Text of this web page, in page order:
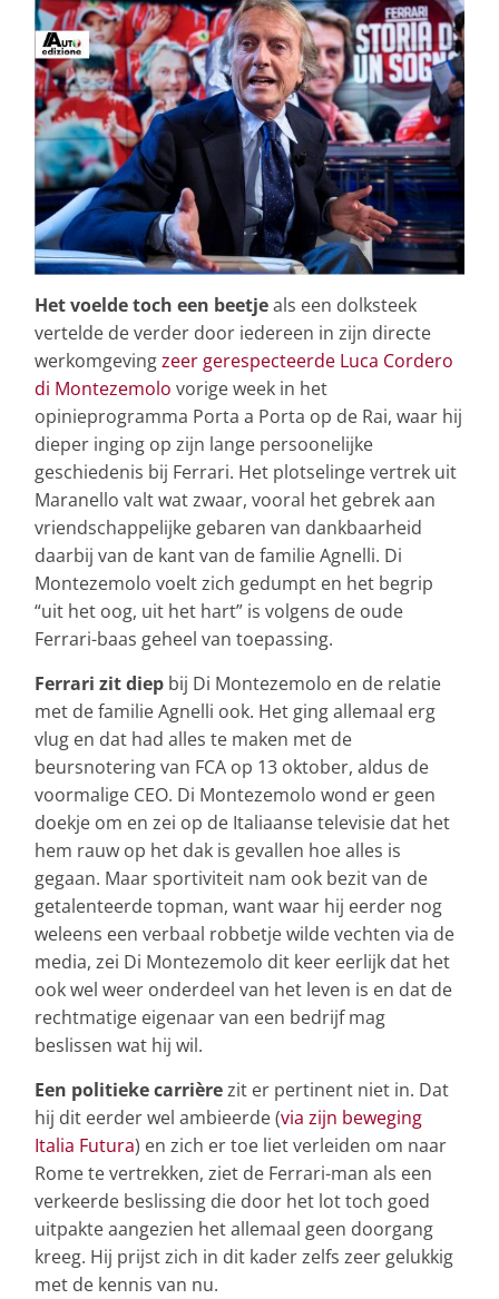
Het voelde toch een beetjeals een dolksteek
vertelde de verder door iedereen in zijn directe
werkomgevingzeer gerespecteerde Luca Cordero
di Montezemolo vorige week in het
opinieprogramma Porta a Porta op de Rai, waar hij
dieper inging op zijn lange persoonelijke
geschiedenis bij Ferrari. Het plotselinge vertrek uit
Maranello valt wat zwaar, vooral het gebrek aan
vriendschappelijke gebaren van dankbaarheid
daarbij van de kant van de familie Agnelli. Di
Montezemolo voelt zich gedumpt en het begrip
“uit het oog, uit het hart” is volgens de oude
Ferrari-baas geheel van toepassing.
Ferrari zit diep bij Di Montezemolo en de relatie
met de familie Agnelli ook. Het ging allemaal erg
vlug en dat had alles te maken met de
beursnotering van FCA op 13 oktober, aldus de
voormalige CEO. Di Montezemolo wond er geen
doekje om en zei op de Italiaanse televisie dat het
hem rauw op het dak is gevallen hoe alles is
gegaan. Maar sportiviteit nam ook bezit van de
getalenteerde topman, want waar hij eerder nog
weleens een verbaal robbetje wilde vechten via de
media, zei Di Montezemolo dit keer eerlijk dat het
ook wel weer onderdeel van het leven is en dat de
rechtmatige eigenaar van een bedrijf mag
beslissen wat hij wil.
Een politieke carrièrezit er pertinent niet in. Dat
hij dit eerder wel ambieerde (via zijn beweging
Italia Futura) en zich er toe liet verleiden om naar
Rome te vertrekken, ziet de Ferrari-man als een
verkeerde beslissing die door het lot toch goed
uitpakte aangezien het allemaal geen doorgang
kreeg. Hij prijst zich in dit kader zelfs zeer gelukkig
met de kennis van nu.